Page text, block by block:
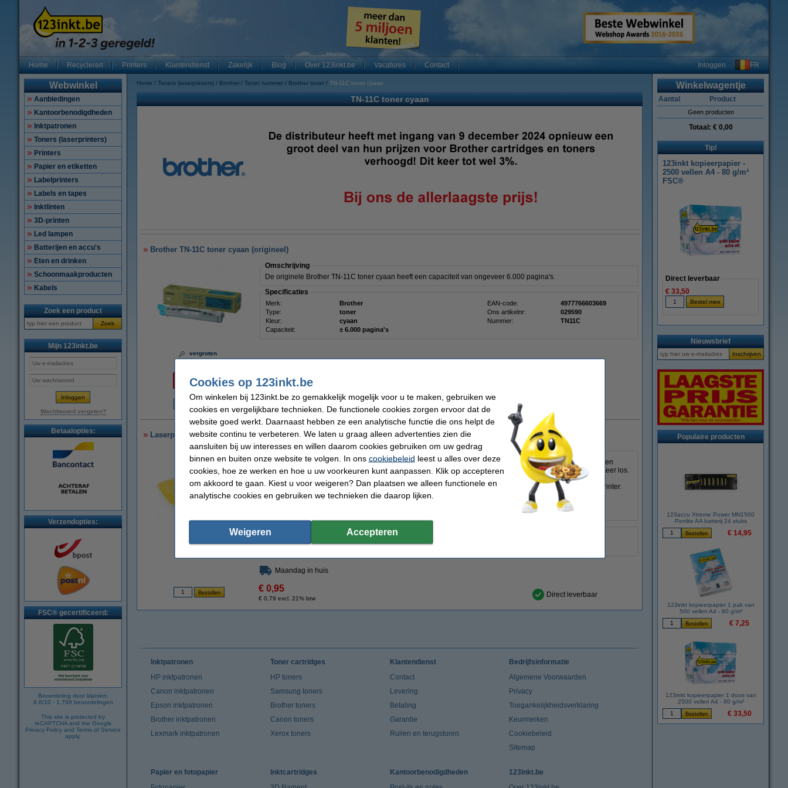
Home Recycleren Printers Klantendienst Zakelijk Blog Over 123inkt.be Vacatures Contact Inloggen FR
Webwinkel
Aanbiedingen
Kantoorbenodigdheden
Inktpatronen
Toners (laserprinters)
Printers
Papier en etiketten
Labelprinters
Labels en tapes
Inktlinten
3D-printen
Led lampen
Batterijen en accu's
Eten en drinken
Schoonmaakproducten
Kabels
Zoek een product
Zoek
Mijn 123inkt.be
Wachtwoord vergeten?
Betaalopties:
Verzendopties:
FSC® gecertificeerd:
Beoordeling door klanten:
8.8/10 - 1.799 beoordelingen
This site is protected by
reCAPTCHA and the Google
Privacy Policy and Terms of Service
apply.
Home Toners (laserprinters) Brother Toner nummer Brother toner TN-11C toner cyaan
TN-11C toner cyaan
Brother TN-11C toner cyaan (origineel)
vergroten
Omschrijving
De originele Brother TN-11C toner cyaan heeft een capaciteit van ongeveer 6.000 pagina's.
Specificaties
Merk: Brother EAN-code:
4977766603669
Type:
toner Ons artikelnr:
029590
Kleur:
cyaan Nummer:
TN11C
Capaciteit:
± 6.000 pagina's
€ 0,026
€ 157,50
€ 130,17 excl. 21% btw
Laserprinter reinigingsdoek
Omschrijving
Deze tonerdoek trekt tonerpoeder als een magneet aan en houdt het in de vezels vast. In tegenstelling tot een
gewone stofdoek, die het poeder alleen verspreidt of zelfs doet opwaaien, laat deze doek het poeder niet meer los.
Zelfs de kleinste tonerdeeltjes blijven plakken. Voorkom dat het lastig te verwijderen poeder op uw handen
terechtkomt. De tonerlap kan ook worden gebruikt voor het schoonmaken van de binnenkant van de laserprinter.
Voor het beste resultaat dient u de doek voor gebruik in beide richtingen op te rekken.
Type: tonerdoek
Afmetingen:
43 x 32 cm (LxB)
Maandag in huis
€ 0,95
€ 0,79 excl. 21% btw Direct leverbaar
Winkelwagentje
Aantal Product
Geen producten
Totaal: € 0,00
Tip!
123inkt kopieerpapier -
2500 vellen A4 - 80 g/m²
FSC®
Direct leverbaar
€ 33,50
Nieuwsbrief
Populaire producten
123accu Xtreme Power MN1500
Penlite AA batterij 24 stuks
€ 14,95
123inkt kopieerpapier 1 pak van
500 vellen A4 - 80 g/m²
€ 7,25
123inkt kopieerpapier 1 doos van
2500 vellen A4 - 80 g/m²
€ 33,50
Inktpatronen
HP inktpatronen
Canon inktpatronen
Epson inktpatronen
Brother inktpatronen
Lexmark inktpatronen
Toner cartridges
HP toners
Samsung toners
Brother toners
Canon toners
Xerox toners
Klantendienst
Contact
Levering
Betaling
Garantie
Ruilen en terugsturen
Bedrijfsinformatie
Algemene Voorwaarden
Privacy
Toegankelijkheidsverklaring
Keurmerken
Cookiebeleid
Sitemap
Papier en fotopapier
Inktcartridges
Kantoorbenodigdheden
123inkt.be
Cookies op 123inkt.be
Om winkelen bij 123inkt.be zo gemakkelijk mogelijk voor u te maken, gebruiken we
cookies en vergelijkbare technieken. De functionele cookies zorgen ervoor dat de
website goed werkt. Daarnaast hebben ze een analytische functie die ons helpt de
website continu te verbeteren. We laten u graag alleen advertenties zien die
aansluiten bij uw interesses en willen daarom cookies gebruiken om uw gedrag
binnen en buiten onze website te volgen. In ons cookiebeleid leest u alles over deze
cookies, hoe ze werken en hoe u uw voorkeuren kunt aanpassen. Klik op accepteren
om akkoord te gaan. Kiest u voor weigeren? Dan plaatsen we alleen functionele en
analytische cookies en gebruiken we technieken die daarop lijken.
Weigeren Accepteren